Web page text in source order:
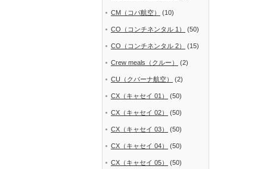
CM（コパ航空） (10)
CO（コンチネンタル 1） (50)
CO（コンチネンタル 2） (15)
Crew meals（クルー） (2)
CU（クバーナ航空） (2)
CX（キャセイ 01） (50)
CX（キャセイ 02） (50)
CX（キャセイ 03） (50)
CX（キャセイ 04） (50)
CX（キャセイ 05） (50)